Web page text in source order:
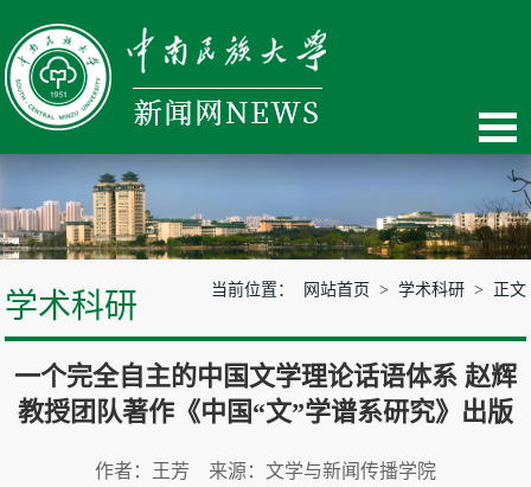
学术科研 当前位置： 网站首页 > 学术科研> 正文
一个完全自主的中国文学理论话语体系 赵辉
教授团队著作《中国“文”学谱系研究》出版
作者：王芳 来源：文学与新闻传播学院